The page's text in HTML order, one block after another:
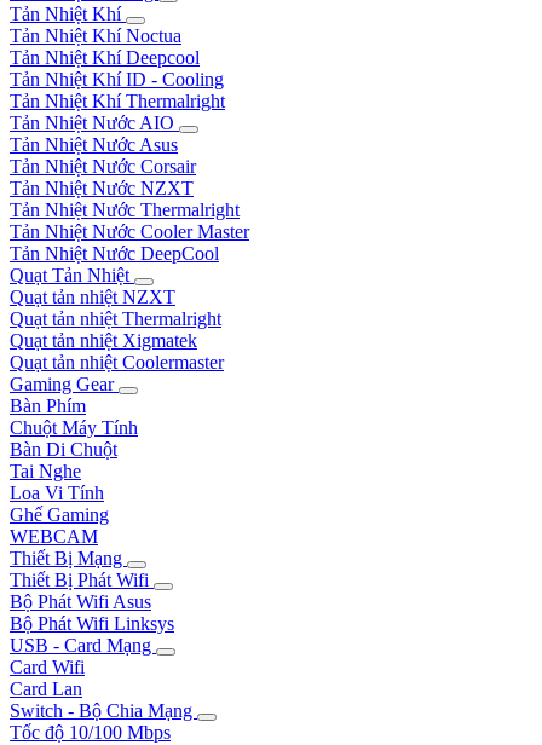
Tản Nhiệt Khí
Tản Nhiệt Khí Noctua
Tản Nhiệt Khí Deepcool
Tản Nhiệt Khí ID - Cooling
Tản Nhiệt Khí Thermalright
Tản Nhiệt Nước AIO
Tản Nhiệt Nước Asus
Tản Nhiệt Nước Corsair
Tản Nhiệt Nước NZXT
Tản Nhiệt Nước Thermalright
Tản Nhiệt Nước Cooler Master
Tản Nhiệt Nước DeepCool
Quạt Tản Nhiệt
Quạt tản nhiệt NZXT
Quạt tản nhiệt Thermalright
Quạt tản nhiệt Xigmatek
Quạt tản nhiệt Coolermaster
Gaming Gear
Bàn Phím
Chuột Máy Tính
Bàn Di Chuột
Tai Nghe
Loa Vi Tính
Ghế Gaming
WEBCAM
Thiết Bị Mạng
Thiết Bị Phát Wifi
Bộ Phát Wifi Asus
Bộ Phát Wifi Linksys
USB - Card Mạng
Card Wifi
Card Lan
Switch - Bộ Chia Mạng
Tốc độ 10/100 Mbps